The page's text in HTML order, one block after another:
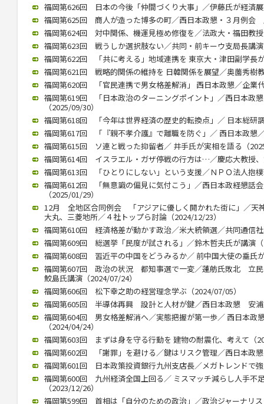
福岡第626回 日本の今後「仲間づくり大事」／伊藤氏が経済
福岡第625回 商人が造った博多の町／西日本政懇・３月例会
福岡第624回 対中関係、機運見極め修復を／法政大・福田教
福岡第623回 戦うしか選択肢ない／共同・前キーウ支局長講
福岡第622回 「共に考える」地域連携を 東京大・津田副学長
福岡第621回 戦略的関係の維持を 日韓関係を展望／奥薗秀樹
福岡第620回 「官民連携で男女格差解消」 西日本政懇／企業
福岡第619回 「日本政治のターニングポイント」／西日本政
（2025/09/30）
福岡第618回 「今年は世界経済の歴史的転換点」／ 日本総
福岡第617回 「『親不孝介護』で離職を防ぐ」／ 西日本政懇
福岡第615回 ソ連と戦った抑留者／ 井手氏が実相を語る（
福岡第614回 イスラエル・ガザ停戦の行方は…／慶応大教授
福岡第613回 「ひとりにしない」という支援／ＮＰＯ法人抱
福岡第612回 「無意識の偏見に気付こう」／西日本政経懇話
（2025/01/29）
12月 全地区合同例会 「アジアに優しく開かれた街に」／天
大丸、三菱地所／４社トップら討論（2024/12/23）
福岡第610回 経済格差が動かす政治／米大統領選／共同通信
福岡第609回 総選挙「民度が試される」／鈴木哲夫氏が講演
福岡第608回 習近平の中国をどうみるか／ 前中国大使の垂氏
福岡第607回 政治の状況 都知事選で一変／蓮舫氏敗北 立
鮫島氏講演（2024/07/24）
福岡第606回 松下幸之助の経営理念学ぶ（2024/07/05）
福岡第605回 半導体再興 設計と人材が鍵／西日本政懇 安浦
福岡第604回 男女格差解消へ／実態把握が第一歩／ 西日本政
（2024/04/24）
福岡第603回 まずは身を守る行動を 建物の耐震化、考えて（
福岡第602回 「謝罪」を避ける／鍵はリスク管理／西日本政
福岡第601回 日本政策投資銀行九州支店長／メガトレンドで
福岡第600回 九州経済全国上回る／ ミスマッチ減らし人手不
（2023/12/26）
福岡第599回 首相は「自分のための政治」／政治ジャーナリ